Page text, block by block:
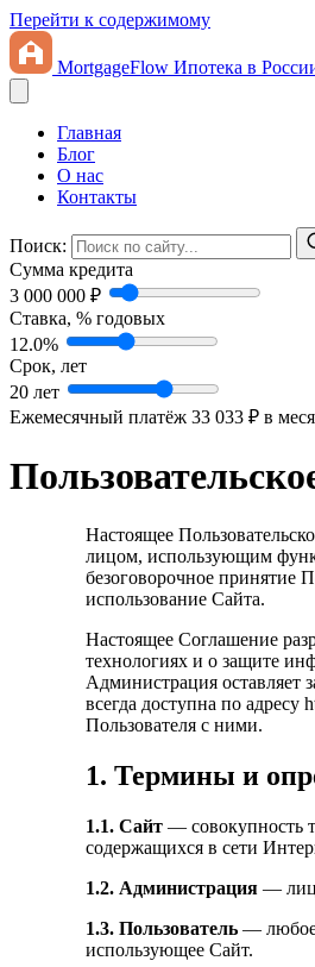
Перейти к содержимому
MortgageFlow Ипотека в
Главная
Блог
О нас
Контакты
Поиск:
Сумма кредита
3 000 000 ₽
Ставка, % годовых
12.0%
Срок, лет
20 лет
Ежемесячный платёж 33 033 ₽ в
Настоящее
лицом, использующим
безоговорочное принятие
использование Сайта.
Настоящее Соглашение
технологиях и о защите
Администрация оставляет
всегда доступна по адресу
Пользователя с ними.
1. Термины и
1.1. Сайт — совокупность
содержащихся в сети
1.2. Администрация —
1.3. Пользователь — любое
использующее Сайт.